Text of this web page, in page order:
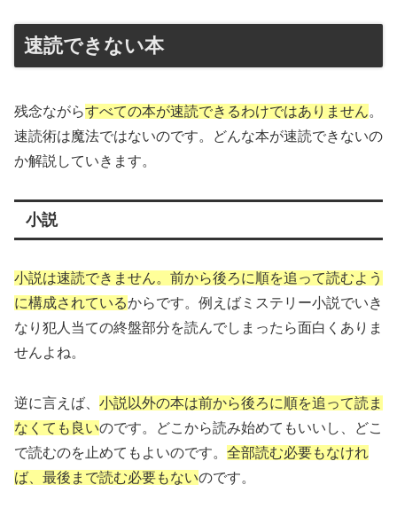
速読できない本
残念ながらすべての本が速読できるわけではありません。
速読術は魔法ではないのです。どんな本が速読できないの
か解説していきます。
小説
小説は速読できません。前から後ろに順を追って読むよう
に構成されているからです。例えばミステリー小説でいき
なり犯人当ての終盤部分を読んでしまったら面白くありま
せんよね。
逆に言えば、 小説以外の本は前から後ろに順を追って読ま
なくても良いのです。どこから読み始めてもいいし、どこ
で読むのを止めてもよいのです。 全部読む必要もなけれ
ば、最後まで読む必要もないのです。